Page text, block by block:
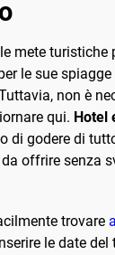
mete
le sue
non è
qui. Hotel
di godere di
offrire senza
trovare
le date del